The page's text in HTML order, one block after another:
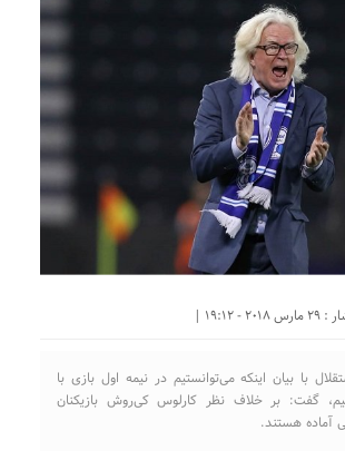
با بیان اینکه می‌توانستیم در نیمه اول بازی با
گفت: بر خلاف نظر کارلوس کی‌روش بازیکنان
آماده هستند.